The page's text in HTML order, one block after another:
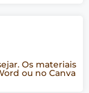
Os materiais
ou no Canva